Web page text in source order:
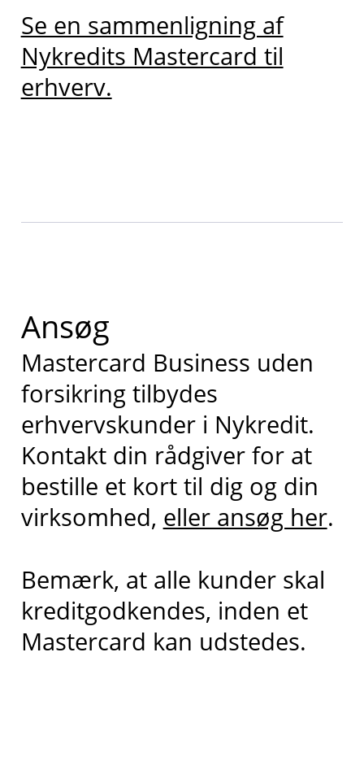
Se en sammenligning af
Nykredits Mastercard til
erhverv.
Ansøg
Mastercard Business uden
forsikring tilbydes
erhvervskunder i Nykredit.
Kontakt din rådgiver for at
bestille et kort til dig og din
virksomhed, eller ansøg her.
Bemærk, at alle kunder skal
kreditgodkendes, inden et
Mastercard kan udstedes.